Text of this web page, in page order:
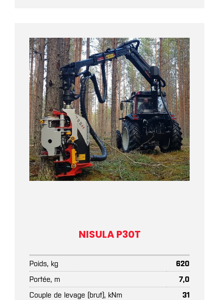
NISULA P30T
Poids, kg
620
Portée, m
7,0
Couple de levage (brut), kNm
31